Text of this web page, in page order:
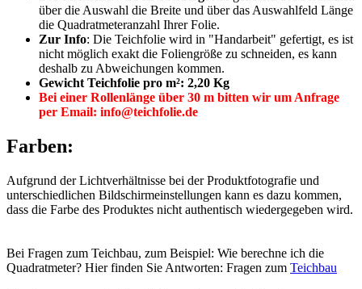
über die Auswahl die Breite und über das Auswahlfeld Länge
die Quadratmeteranzahl Ihrer Folie.
Zur Info: Die Teichfolie wird in "Handarbeit" gefertigt, es ist
nicht möglich exakt die Foliengröße zu schneiden, es kann
deshalb zu Abweichungen kommen.
Gewicht Teichfolie pro m²: 2,20 Kg
Bei einer Rollenlänge über 30 m bitten wir um Anfrage
per Email: info@teichfolie.de
Farben:
Aufgrund der Lichtverhältnisse bei der Produktfotografie und
unterschiedlichen Bildschirmeinstellungen kann es dazu kommen,
dass die Farbe des Produktes nicht authentisch wiedergegeben wird.
Bei Fragen zum Teichbau, zum Beispiel: Wie berechne ich die
Quadratmeter? Hier finden Sie Antworten: Fragen zum Teichbau